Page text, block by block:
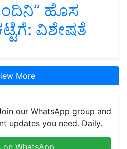
ಹೊಸ
ವಿಶೇಷತೆ
More
our WhatsApp group and
updates you need. Daily.
on WhatsApp